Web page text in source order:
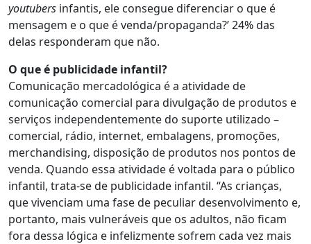
youtubers infantis, ele consegue diferenciar o que é
mensagem e o que é venda/propaganda?’ 24% das
delas responderam que não.
O que é publicidade infantil?
Comunicação mercadológica é a atividade de
comunicação comercial para divulgação de produtos e
serviços independentemente do suporte utilizado –
comercial, rádio, internet, embalagens, promoções,
merchandising, disposição de produtos nos pontos de
venda. Quando essa atividade é voltada para o público
infantil, trata-se de publicidade infantil. “As crianças,
que vivenciam uma fase de peculiar desenvolvimento e,
portanto, mais vulneráveis que os adultos, não ficam
fora dessa lógica e infelizmente sofrem cada vez mais